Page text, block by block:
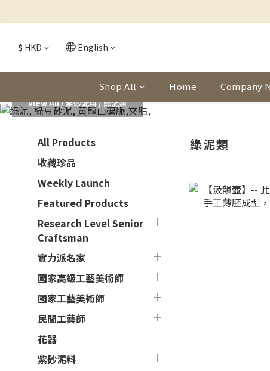
$ HKD English
Shop All Home Company
View All/紫砂泥料/綠泥類
All Products
收藏珍品
Weekly Launch
Featured Products
Research Level Senior
Craftsman
實力派名家
國家高級工藝美術師
國家工藝美術師
民間工藝師
花器
紫砂泥料
綠泥類